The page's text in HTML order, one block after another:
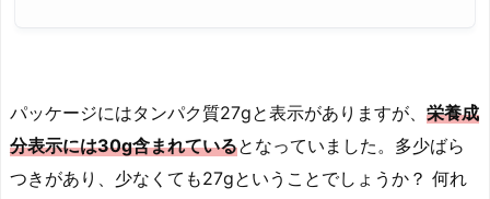
パッケージにはタンパク質27gと表示がありますが、 栄養成
分表示には30g含まれているとなっていました。多少ばら
つきがあり、少なくても27gということでしょうか？ 何れ